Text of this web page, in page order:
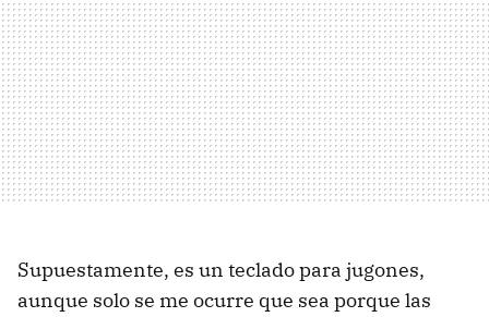
Supuestamente, es un teclado para jugones,
aunque solo se me ocurre que sea porque las